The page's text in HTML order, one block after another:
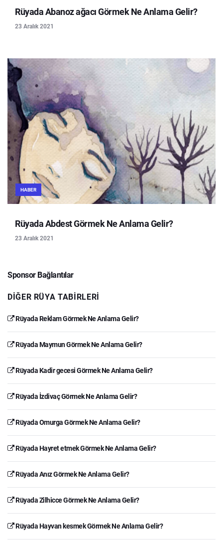
Rüyada Abanoz ağacı Görmek Ne Anlama Gelir?
23 Aralık 2021
HABER
Rüyada Abdest Görmek Ne Anlama Gelir?
23 Aralık 2021
Sponsor Bağlantılar
DIĞER RÜYA TABIRLERI
Rüyada Reklam Görmek Ne Anlama Gelir?
Rüyada Maymun Görmek Ne Anlama Gelir?
Rüyada Kadir gecesi Görmek Ne Anlama Gelir?
Rüyada İzdivaç Görmek Ne Anlama Gelir?
Rüyada Omurga Görmek Ne Anlama Gelir?
Rüyada Hayret etmek Görmek Ne Anlama Gelir?
Rüyada Anız Görmek Ne Anlama Gelir?
Rüyada Zilhicce Görmek Ne Anlama Gelir?
Rüyada Hayvan kesmek Görmek Ne Anlama Gelir?